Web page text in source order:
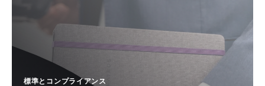
標準とコンプライアンス